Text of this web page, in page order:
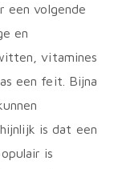
een volgende
en
vitamines
een feit. Bijna
is dat een
is